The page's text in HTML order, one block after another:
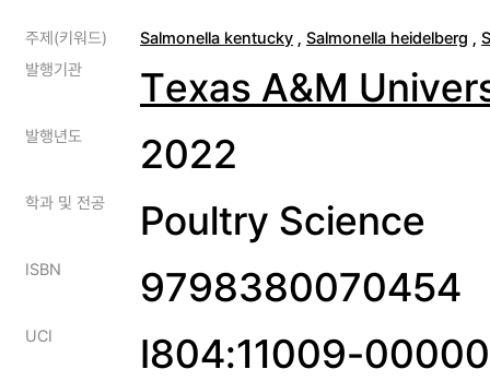
주제(키워드) Salmonella kentucky , Salmonella heidelberg ,
발행기관
Texas A&M
발행년도 2022
학과 및 전공 Poultry Science
ISBN 9798380070454
UCI I804:11009-